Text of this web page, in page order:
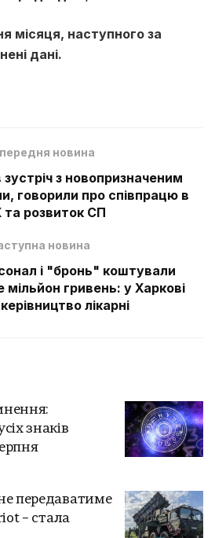
місяця, наступного за
дані.
новина
з новопризначеним
говорили про співпрацю в
розвиток СП
новина
і "бронь" коштували
гривень: у Харкові
лікарні
знаків
передаватиме
– стала